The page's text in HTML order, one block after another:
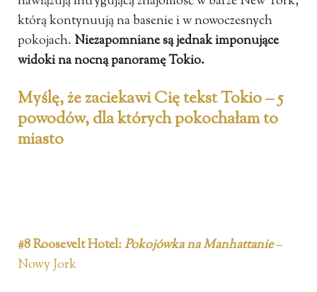
którą kontynuują na basenie i w nowoczesnych
pokojach. Niezapomniane są jednak imponujące
widoki na nocną panoramę Tokio.
Myślę, że zaciekawi Cię tekst Tokio – 5
powodów, dla których pokochałam to
miasto
#8 Roosevelt Hotel:Pokojówka na Manhattanie–
Nowy Jork